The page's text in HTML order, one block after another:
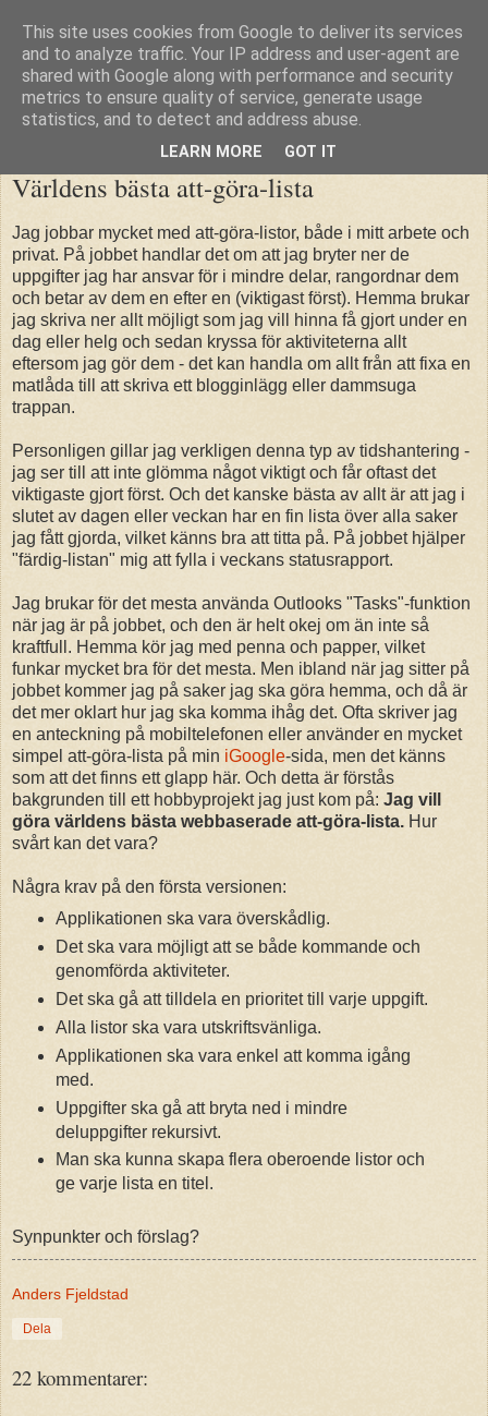
blogg.fjeldstad.se
Världens bästa att-göra-lista
Jag jobbar mycket med att-göra-listor, både i mitt arbete och
privat. På jobbet handlar det om att jag bryter ner de
uppgifter jag har ansvar för i mindre delar, rangordnar dem
och betar av dem en efter en (viktigast först). Hemma brukar
jag skriva ner allt möjligt som jag vill hinna få gjort under en
dag eller helg och sedan kryssa för aktiviteterna allt
eftersom jag gör dem - det kan handla om allt från att fixa en
matlåda till att skriva ett blogginlägg eller dammsuga
trappan.
Personligen gillar jag verkligen denna typ av tidshantering -
jag ser till att inte glömma något viktigt och får oftast det
viktigaste gjort först. Och det kanske bästa av allt är att jag i
slutet av dagen eller veckan har en fin lista över alla saker
jag fått gjorda, vilket känns bra att titta på. På jobbet hjälper
"färdig-listan" mig att fylla i veckans statusrapport.
Jag brukar för det mesta använda Outlooks "Tasks"-funktion
när jag är på jobbet, och den är helt okej om än inte så
kraftfull. Hemma kör jag med penna och papper, vilket
funkar mycket bra för det mesta. Men ibland när jag sitter på
jobbet kommer jag på saker jag ska göra hemma, och då är
det mer oklart hur jag ska komma ihåg det. Ofta skriver jag
en anteckning på mobiltelefonen eller använder en mycket
simpel att-göra-lista på min iGoogle-sida, men det känns
som att det finns ett glapp här. Och detta är förstås
bakgrunden till ett hobbyprojekt jag just kom på: Jag vill
göra världens bästa webbaserade att-göra-lista. Hur
svårt kan det vara?
Några krav på den första versionen:
Applikationen ska vara överskådlig.
Det ska vara möjligt att se både kommande och
genomförda aktiviteter.
Det ska gå att tilldela en prioritet till varje uppgift.
Alla listor ska vara utskriftsvänliga.
Applikationen ska vara enkel att komma igång
med.
Uppgifter ska gå att bryta ned i mindre
deluppgifter rekursivt.
Man ska kunna skapa flera oberoende listor och
ge varje lista en titel.
Synpunkter och förslag?
Anders Fjeldstad
Dela
22 kommentarer:
This site uses cookies from Google to deliver its services
and to analyze traffic. Your IP address and user-agent are
shared with Google along with performance and security
metrics to ensure quality of service, generate usage
statistics, and to detect and address abuse.
LEARN MORE GOT IT